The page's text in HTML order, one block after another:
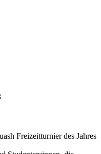
Freizeitturnier des Jahres